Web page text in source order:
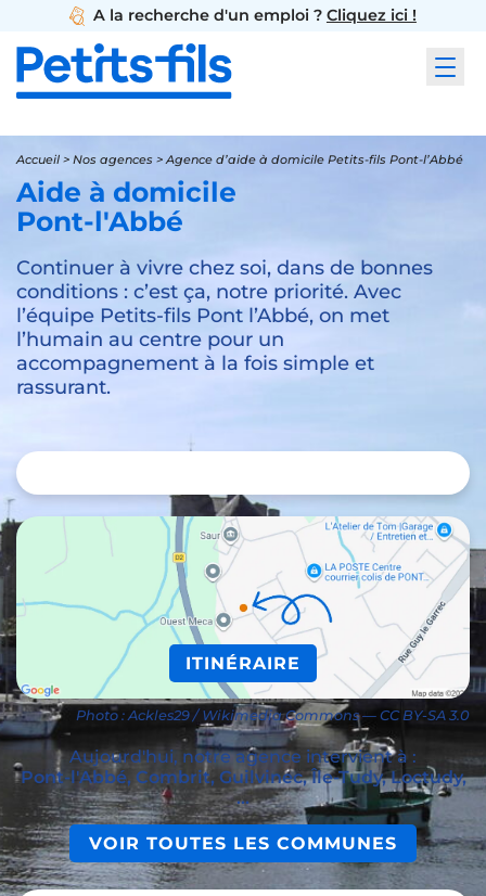
A la recherche d'un emploi ? Cliquez ici !
Accueil > Nos agences >Agence d’aide à domicile Petits-fils Pont-l’Abbé
Aide à domicile
Pont-l'Abbé
Continuer à vivre chez soi, dans de bonnes
conditions : c’est ça, notre priorité. Avec
l’équipe Petits-fils Pont l’Abbé, on met
l’humain au centre pour un
accompagnement à la fois simple et
rassurant.
ITINÉRAIRE
Photo : Ackles29 / Wikimedia Commons — CC BY-SA 3.0
Aujourd'hui, notre agence intervient à :
Pont-l'Abbé, Combrit, Guilvinec, Île-Tudy, Loctudy,
...
VOIR TOUTES LES COMMUNES